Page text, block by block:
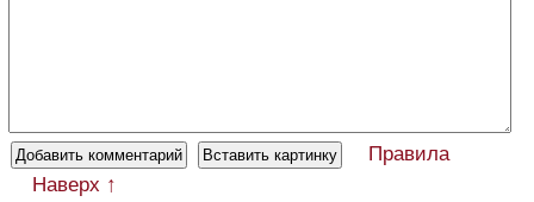
Правила
Наверх ↑